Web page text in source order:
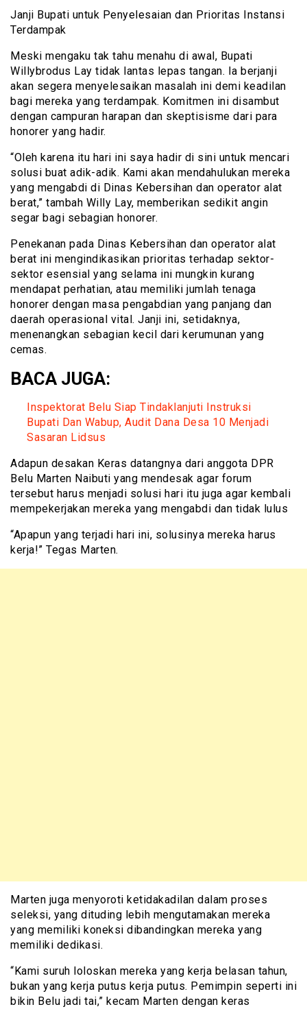
Janji Bupati untuk Penyelesaian dan Prioritas Instansi
Terdampak
Meski mengaku tak tahu menahu di awal, Bupati
Willybrodus Lay tidak lantas lepas tangan. Ia berjanji
akan segera menyelesaikan masalah ini demi keadilan
bagi mereka yang terdampak. Komitmen ini disambut
dengan campuran harapan dan skeptisisme dari para
honorer yang hadir.
“Oleh karena itu hari ini saya hadir di sini untuk mencari
solusi buat adik-adik. Kami akan mendahulukan mereka
yang mengabdi di Dinas Kebersihan dan operator alat
berat,” tambah Willy Lay, memberikan sedikit angin
segar bagi sebagian honorer.
Penekanan pada Dinas Kebersihan dan operator alat
berat ini mengindikasikan prioritas terhadap sektor-
sektor esensial yang selama ini mungkin kurang
mendapat perhatian, atau memiliki jumlah tenaga
honorer dengan masa pengabdian yang panjang dan
daerah operasional vital. Janji ini, setidaknya,
menenangkan sebagian kecil dari kerumunan yang
cemas.
BACA JUGA:
Inspektorat Belu Siap Tindaklanjuti Instruksi
Bupati Dan Wabup, Audit Dana Desa 10 Menjadi
Sasaran Lidsus
Adapun desakan Keras datangnya dari anggota DPR
Belu Marten Naibuti yang mendesak agar forum
tersebut harus menjadi solusi hari itu juga agar kembali
mempekerjakan mereka yang mengabdi dan tidak lulus
“Apapun yang terjadi hari ini, solusinya mereka harus
kerja!” Tegas Marten.
Marten juga menyoroti ketidakadilan dalam proses
seleksi, yang dituding lebih mengutamakan mereka
yang memiliki koneksi dibandingkan mereka yang
memiliki dedikasi.
“Kami suruh loloskan mereka yang kerja belasan tahun,
bukan yang kerja putus kerja putus. Pemimpin seperti ini
bikin Belu jadi tai,” kecam Marten dengan keras